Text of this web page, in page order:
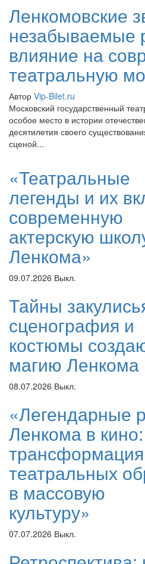
Ленкомовские
незабываемые
влияние на
театральную
Автор Vip-Bilet.ru
Московский государственный
особое место в истории
десятилетия своего
сценой...
«Театральные
легенды и их
современную
актерскую
Ленкома»
09.07.2026 Выкл.
Тайны
сценография и
костюмы
магию Ленкома
08.07.2026 Выкл.
«Легендарные
Ленкома в кино:
трансформация
театральных
в массовую
культуру»
07.07.2026 Выкл.